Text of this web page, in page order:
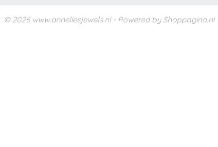
© 2026 www.anneliesjewels.nl - Powered by Shoppagina.nl